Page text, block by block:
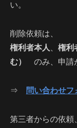
い。
削除依頼は、
権利者本人
権利
む）
のみ、申請
⇒ 問い合わせフ
第三者からの依頼